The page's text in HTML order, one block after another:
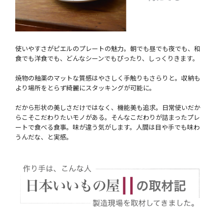
使いやすさがピエルのプレートの魅力。朝でも昼でも夜でも、和
食でも洋食でも、どんなシーンでもぴったり、しっくりきます。
焼物の釉薬のマットな質感はやさしく手触りもさらりと。収納も
より場所をとらず綺麗にスタッキングが可能に。
だから形状の美しさだけではなく、機能美も追求。日常使いだか
らこそこだわりたいモノがある。そんなこだわりが詰まったプレ
ートで食べる食事。味が違う気がします。人間は目や手でも味わ
うんだな、と実感。